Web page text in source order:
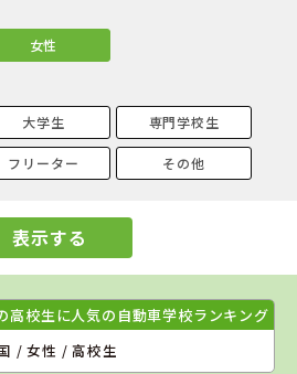
女性
大学生 専門学校生
フリーター その他
表示する
高校生に人気の自動車学校ランキング
/ 女性 / 高校生